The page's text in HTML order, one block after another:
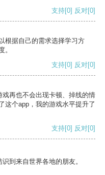
支持[0] 反对[0]
根据自己的需求选择学习方
。
支持[0] 反对[0]
再也不会出现卡顿、掉线的情
这个app，我的游戏水平提升了
支持[0] 反对[0]
到来自世界各地的朋友。